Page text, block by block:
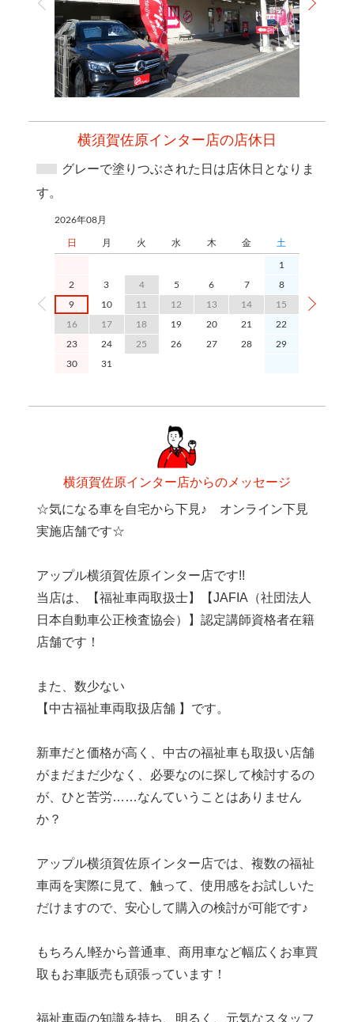
横須賀佐原インター店の店休日
グレーで塗りつぶされた日は店休日となりま
す。
2026年08月
日 月 火 水 木 金 土
1
2 3 4 5 6 7 8
9 10 11 12 13 14 15
16 17 18 19 20 21 22
23 24 25 26 27 28 29
30 31
13
横須賀佐原インター店からのメッセージ
☆気になる車を自宅から下見♪ オンライン下見
実施店舗です☆
アップル横須賀佐原インター店です!!
当店は、【福祉車両取扱士】【JAFIA（社団法人
日本自動車公正検査協会）】認定講師資格者在籍
店舗です！
また、数少ない
【中古福祉車両取扱店舗 】です。
新車だと価格が高く、中古の福祉車も取扱い店舗
がまだまだ少なく、必要なのに探して検討するの
が、ひと苦労……なんていうことはありません
か？
アップル横須賀佐原インター店では、複数の福祉
車両を実際に見て、触って、使用感をお試しいた
だけますので、安心して購入の検討が可能です♪
もちろん!軽から普通車、商用車など幅広くお車買
取もお車販売も頑張っています！
福祉車両の知識を持ち、明るく、元気なスタッフ